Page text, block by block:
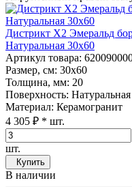
Дистрикт Х2 Эмеральд
Натуральная 30x60
Артикул товара:
Размер, см: 30x60
Толщина, мм: 20
Поверхность: Натуральная
Материал: Керамогранит
4 305 ₽ * шт.
шт.
Купить
В наличии